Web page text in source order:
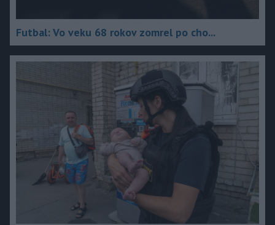
Futbal: Vo veku 68 rokov zomrel po cho...